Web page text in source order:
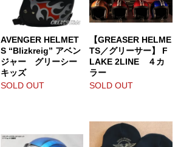
AVENGER HELMET
S “Blizkreig” アベン
ジャー グリーシー
キッズ
SOLD OUT
【GREASER HELME
TS／グリーサー】 F
LAKE 2LINE ４カ
ラー
SOLD OUT